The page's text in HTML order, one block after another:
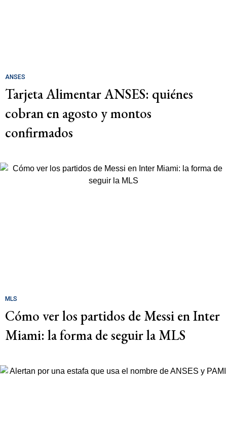
ANSES
Tarjeta Alimentar ANSES: quiénes
cobran en agosto y montos
confirmados
MLS
Cómo ver los partidos de Messi en Inter
Miami: la forma de seguir la MLS